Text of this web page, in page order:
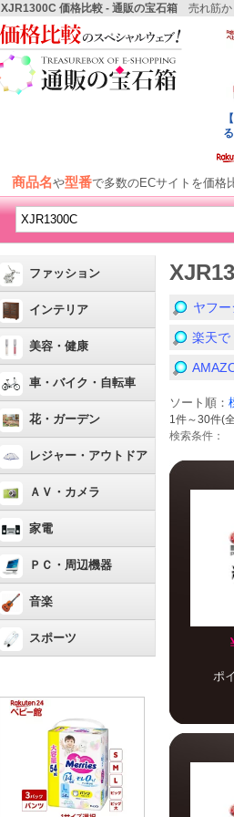
XJR1300C 価格比較 - 通販の宝石箱 売れ筋か
商品名や型番で多数のECサイトを価
ファッション
インテリア
美容・健康
車・バイク・自転車
花・ガーデン
レジャー・アウトドア
ＡＶ・カメラ
家電
ＰＣ・周辺機器
音楽
スポーツ
ヤフ
楽天で
ソート順：
1件～30件(
検索条件：
ポ